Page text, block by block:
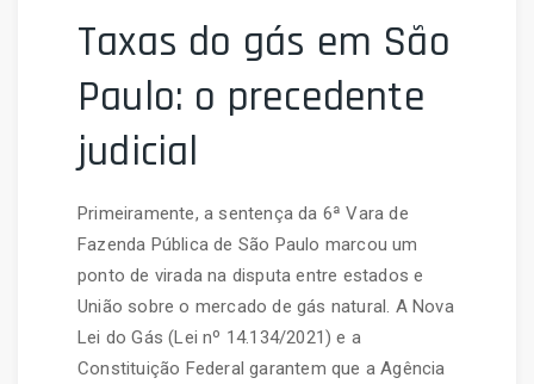
Taxas do gás em São
Paulo: o precedente
judicial
Primeiramente, a sentença da 6ª Vara de
Fazenda Pública de São Paulo marcou um
ponto de virada na disputa entre estados e
União sobre o mercado de gás natural. A Nova
Lei do Gás (Lei nº 14.134/2021) e a
Constituição Federal garantem que a Agência